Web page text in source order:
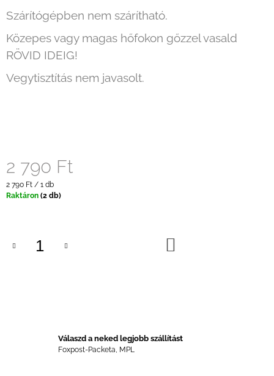
Szárítógépben nem szárítható.
Közepes vagy magas hőfokon gőzzel vasald
RÖVID IDEIG!
Vegytisztítás nem javasolt.
2 790 Ft
Egységár:
2 790 Ft / 1 db
Raktáron (2 db)
Válaszd a neked legjobb szállítást
Foxpost-Packeta, MPL